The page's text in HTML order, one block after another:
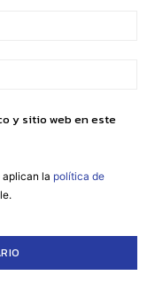
y sitio web en este
aplican la política de